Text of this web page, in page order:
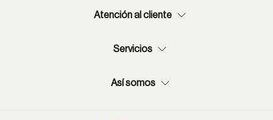
donde se filtra el sol.
manera firme y suave detrás de las orejas, evitando los
cabeza o marcas en la piel.
Atención al cliente
Servicios
Así somos